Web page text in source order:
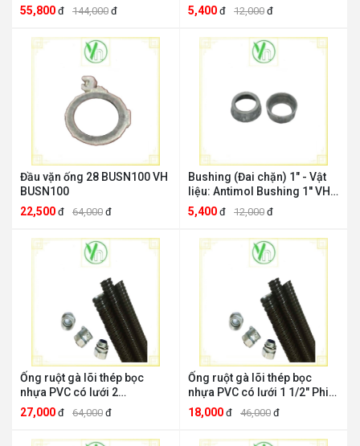
55,800 đ 144,000 đ
5,400 đ 12,000 đ
Đầu vặn ống 28 BUSN100 VH
BUSN100
22,500 đ 64,000 đ
Bushing (Đai chặn) 1" - Vật
liệu: Antimol Bushing 1'' VH
VH Bushing 1''
5,400 đ 12,000 đ
Ống ruột gà lõi thép bọc
nhựa PVC có lưới 2
DPON200" Phi 50 Việt Nam
DPON200
27,000 đ 64,000 đ
Ống ruột gà lõi thép bọc
nhựa PVC có lưới 1 1/2" Phi
38 DPON112 Việt Nam
DPON112
18,000 đ 46,000 đ